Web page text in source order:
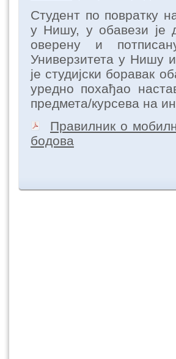
Студент по повратку
у Нишу, у обавези је
оверену и
Универзитета у Нишу и
је студијски боравак
уредно похађао
предмета/курсева на
Правилник о
бодова